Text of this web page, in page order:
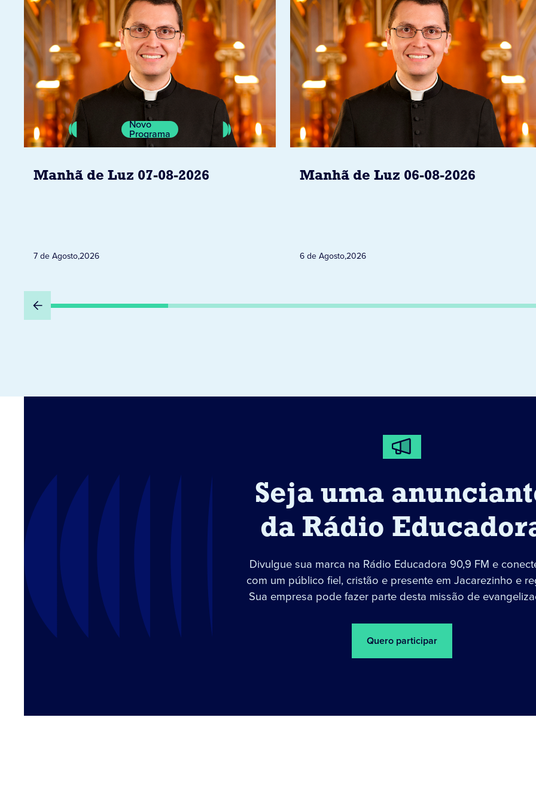
Novo
Programa
Manhã de Luz 07-08-2026
7 de Agosto,2026
Manhã de Luz 06-08-2026
6 de Agosto,2026
Seja uma
da Rádio
Divulgue sua marca na Rádio Educadora 90,9 FM e
com um público fiel, cristão e presente em Jacarezinho e
Sua empresa pode fazer parte desta missão de
Quero participar